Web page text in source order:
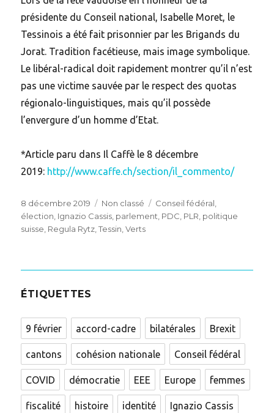
présidente du Conseil national, Isabelle Moret, le
Tessinois a été fait prisonnier par les Brigands du
Jorat. Tradition facétieuse, mais image symbolique.
Le libéral-radical doit rapidement montrer qu’il n’est
pas une victime sauvée par le respect des quotas
régionalo-linguistiques, mais qu’il possède
l’envergure d’un homme d’Etat.
*Article paru dans Il Caffè le 8 décembre
2019: http://www.caffe.ch/section/il_commento/
Posted
on
8 décembre 2019 Categories
Non classé Tags
Conseil fédéral,
élection, Ignazio Cassis, parlement, PDC, PLR, politique
suisse, Regula Rytz,Tessin,Verts
ÉTIQUETTES
9 février accord-cadre bilatérales Brexit
cantons cohésion nationale Conseil fédéral
COVID démocratie EEE Europe femmes
fiscalité histoire identité Ignazio Cassis